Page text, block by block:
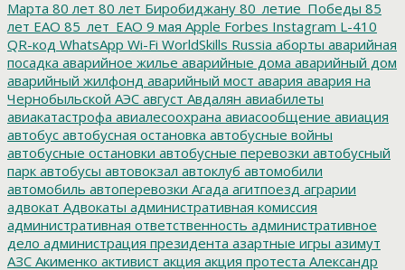
Марта 80 лет 80 лет Биробиджану 80_летие_Победы 85
лет ЕАО 85_лет_ЕАО 9 мая Apple Forbes Instagram L-410
QR-код WhatsApp Wi-Fi WorldSkills Russia аборты аварийная
посадка аварийное жилье аварийные дома аварийный дом
аварийный жилфонд аварийный мост авария авария на
Чернобыльской АЭС август Авдалян авиабилеты
авиакатастрофа авиалесоохрана авиасообщение авиация
автобус автобусная остановка автобусные войны
автобусные остановки автобусные перевозки автобусный
парк автобусы автовокзал автоклуб автомобили
автомобиль автоперевозки Агада агитпоезд аграрии
адвокат Адвокаты административная комиссия
административная ответственность административное
дело администрация президента азартные игры азимут
АЗС Акименко активист акция акция протеста Александр